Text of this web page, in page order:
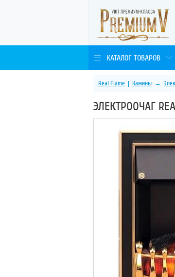
КАТАЛОГ ТОВАРОВ
Real Flame | Камины →
ЭЛЕКТРООЧАГ